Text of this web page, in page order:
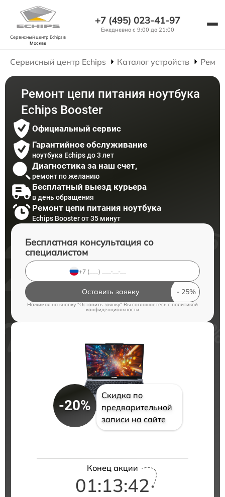
Сервисный центр Echipsв
Москве
+7 (495) 023-41-97
Ежедневно с 9:00 до 21:00
Сервисный центр Echips Каталог устройств
Ремонт цепи питания ноутбука
Echips Booster
Официальный сервис
Гарантийное обслуживание
ноутбука Echips до 3 лет
Диагностика за наш счет,
ремонт по желанию
Бесплатный выезд курьера
в день обращения
Ремонт цепи питания ноутбука
Echips Booster от 35 минут
Бесплатная консультация со
специалистом
Оставить заявку
Нажимая на кнопку "Оставить заявку" Вы соглашаетесь cполитикой
конфиденциальности
-20%
Скидка по
предварительной
записи на сайте
Конец акции
01:13:42